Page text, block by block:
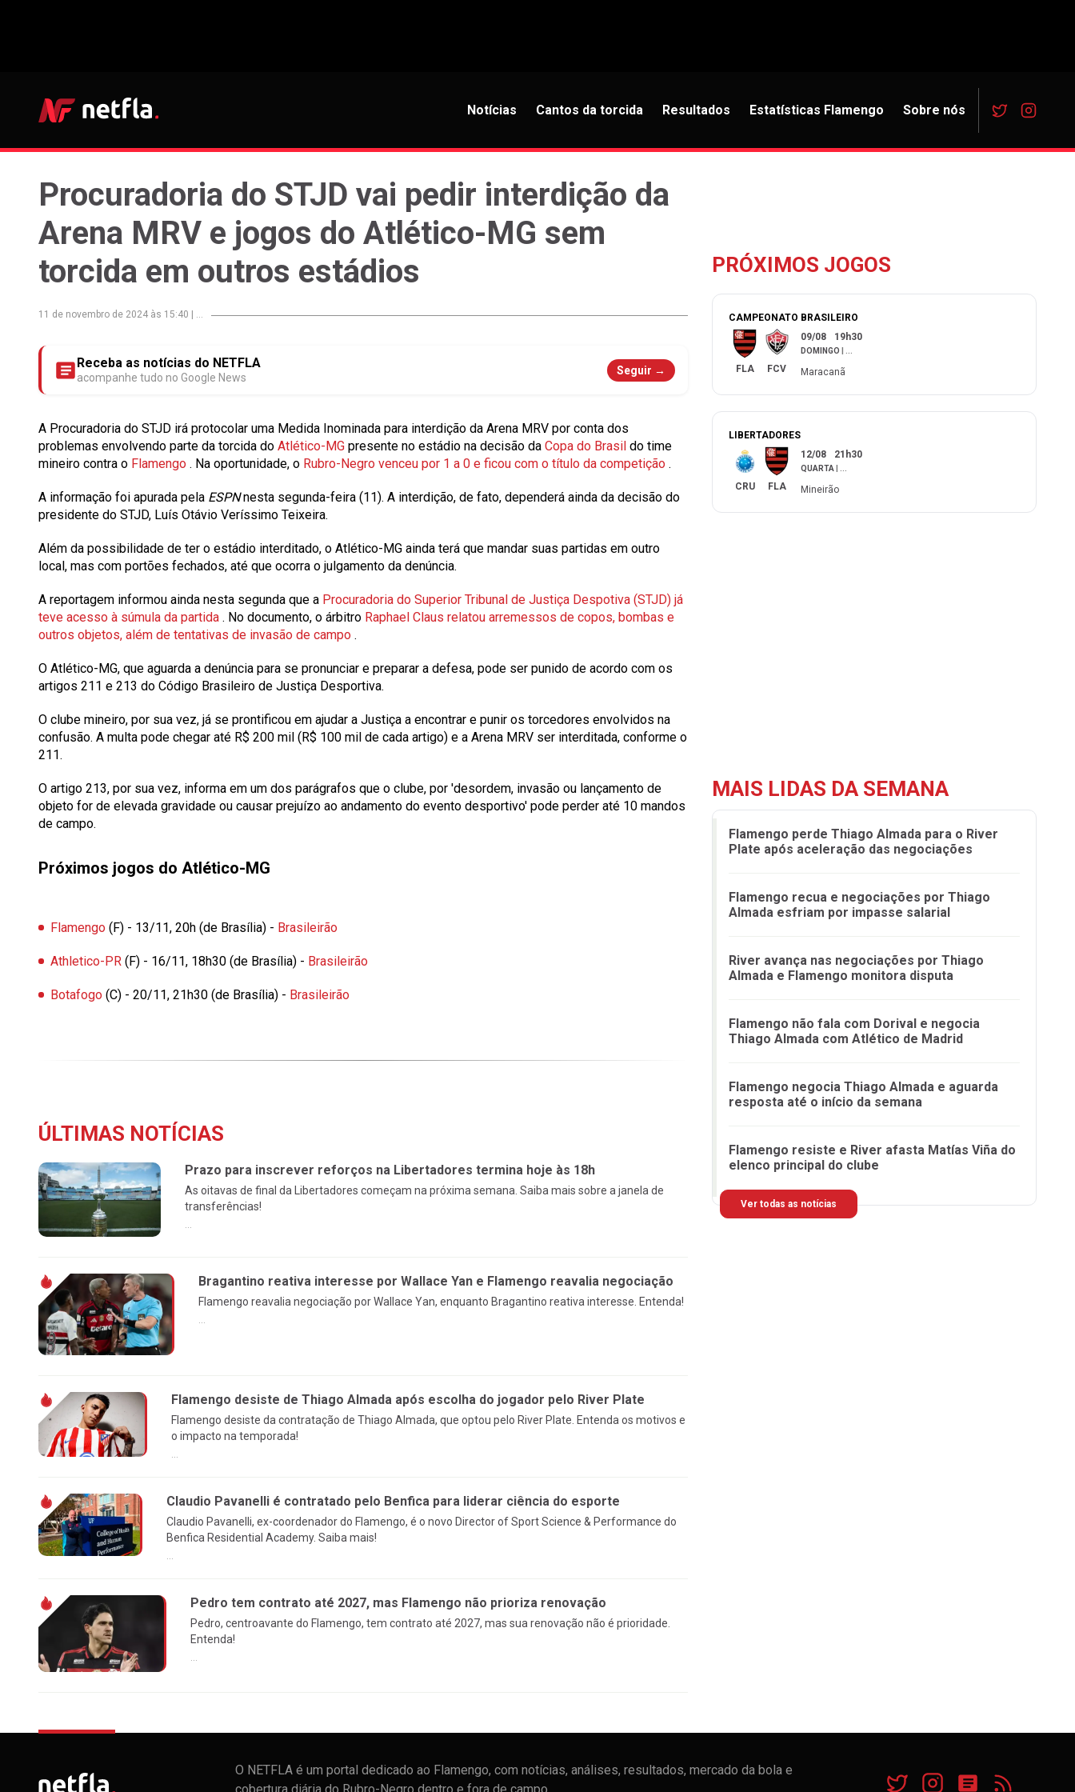
Notícias Cantos da torcida Resultados Estatísticas Flamengo Sobre nós
Procuradoria do STJD vai pedir interdição da
Arena MRV e jogos do Atlético-MG sem
torcida em outros estádios
11 de novembro de 2024 às 15:40 ...
Receba as notícias do NETFLA
acompanhe tudo no Google News
Seguir →
A Procuradoria do STJD irá protocolar uma Medida Inominada para interdição da Arena MRV por conta dos
problemas envolvendo parte da torcida do Atlético-MG presente no estádio na decisão da Copa do Brasil do time
mineiro contra o Flamengo . Na oportunidade, o Rubro-Negro venceu por 1 a 0 e ficou com o título da competição .
A informação foi apurada pela ESPNnesta segunda-feira (11). A interdição, de fato, dependerá ainda da decisão do
presidente do STJD, Luís Otávio Veríssimo Teixeira.
Além da possibilidade de ter o estádio interditado, o Atlético-MG ainda terá que mandar suas partidas em outro
local, mas com portões fechados, até que ocorra o julgamento da denúncia.
A reportagem informou ainda nesta segunda que a Procuradoria do Superior Tribunal de Justiça Despotiva (STJD) já
teve acesso à súmula da partida . No documento, o árbitro Raphael Claus relatou arremessos de copos, bombas e
outros objetos, além de tentativas de invasão de campo .
O Atlético-MG, que aguarda a denúncia para se pronunciar e preparar a defesa, pode ser punido de acordo com os
artigos 211 e 213 do Código Brasileiro de Justiça Desportiva.
O clube mineiro, por sua vez, já se prontificou em ajudar a Justiça a encontrar e punir os torcedores envolvidos na
confusão. A multa pode chegar até R$ 200 mil (R$ 100 mil de cada artigo) e a Arena MRV ser interditada, conforme o
211.
O artigo 213, por sua vez, informa em um dos parágrafos que o clube, por 'desordem, invasão ou lançamento de
objeto for de elevada gravidade ou causar prejuízo ao andamento do evento desportivo' pode perder até 10 mandos
de campo.
Próximos jogos do Atlético-MG
Flamengo (F) - 13/11, 20h (de Brasília) - Brasileirão
Athletico-PR (F) - 16/11, 18h30 (de Brasília) - Brasileirão
Botafogo (C) - 20/11, 21h30 (de Brasília) - Brasileirão
ÚLTIMAS NOTÍCIAS
Prazo para inscrever reforços na Libertadores termina hoje às 18h
As oitavas de final da Libertadores começam na próxima semana. Saiba mais sobre a janela de
transferências!
...
Bragantino reativa interesse por Wallace Yan e Flamengo reavalia negociação
Flamengo reavalia negociação por Wallace Yan, enquanto Bragantino reativa interesse. Entenda!
...
Flamengo desiste de Thiago Almada após escolha do jogador pelo River Plate
Flamengo desiste da contratação de Thiago Almada, que optou pelo River Plate. Entenda os motivos e
o impacto na temporada!
...
Claudio Pavanelli é contratado pelo Benfica para liderar ciência do esporte
Claudio Pavanelli, ex-coordenador do Flamengo, é o novo Director of Sport Science & Performance do
Benfica Residential Academy. Saiba mais!
...
Pedro tem contrato até 2027, mas Flamengo não prioriza renovação
Pedro, centroavante do Flamengo, tem contrato até 2027, mas sua renovação não é prioridade.
Entenda!
...
PRÓXIMOS JOGOS
CAMPEONATO BRASILEIRO
FLA FCV
09/08 19h30
DOMINGO
Maracanã
LIBERTADORES
CRU FLA
12/08 21h30
QUARTA
Mineirão
MAIS LIDAS DA SEMANA
Flamengo perde Thiago Almada para o River
Plate após aceleração das negociações
Flamengo recua e negociações por Thiago
Almada esfriam por impasse salarial
River avança nas negociações por Thiago
Almada e Flamengo monitora disputa
Flamengo não fala com Dorival e negocia
Thiago Almada com Atlético de Madrid
Flamengo negocia Thiago Almada e aguarda
resposta até o início da semana
Flamengo resiste e River afasta Matías Viña do
elenco principal do clube
Ver todas as notícias
O NETFLA é um portal dedicado ao Flamengo, com notícias, análises, resultados, mercado da bola e